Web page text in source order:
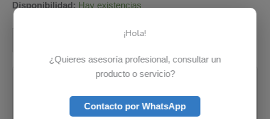
Disponibilidad: Hay existencias
Añadir al carrito
Pago seguro garantizado
¡Hola!
¿Quieres asesoría profesional, consultar un
producto o servicio?
Contacto por WhatsApp